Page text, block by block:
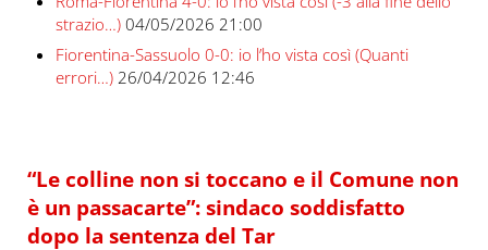
strazio…) 04/05/2026 21:00
Fiorentina-Sassuolo 0-0: io l’ho vista così (Quanti
errori…) 26/04/2026 12:46
“Le colline non si toccano e il Comune non
è un passacarte”: sindaco soddisfatto
dopo la sentenza del Tar